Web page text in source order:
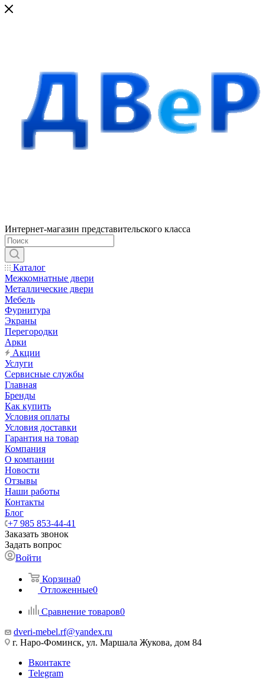
Интернет-магазин представительского класса
Каталог
Межкомнатные двери
Металлические двери
Мебель
Фурнитура
Экраны
Перегородки
Арки
Акции
Услуги
Сервисные службы
Главная
Бренды
Как купить
Условия оплаты
Условия доставки
Гарантия на товар
Компания
О компании
Новости
Отзывы
Наши работы
Контакты
Блог
+7 985 853-44-41
Заказать звонок
Задать вопрос
Войти
Корзина0
Отложенные0
Сравнение товаров0
dveri-mebel.rf@yandex.ru
г. Наро-Фоминск, ул. Маршала Жукова, дом 84
Вконтакте
Telegram